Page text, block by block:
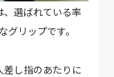
、選ばれている率
リップです。
し指のあたりに